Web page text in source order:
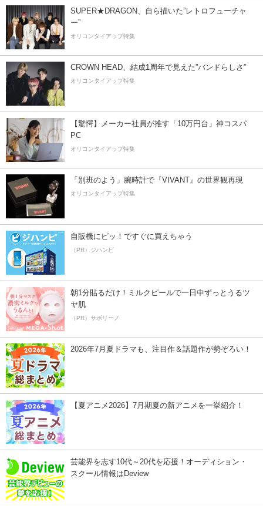
SUPER★DRAGON、自ら描いた”レトロフューチャ
ー”
オリコンタイアップ特集
CROWN HEAD、結成1周年で見えた”バンドらしさ”
オリコンタイアップ特集
【驚愕】メーカー社員が推す「10万円台」神コスパ
PC
オリコンタイアップ特集
「別班のよう」腕時計で『VIVANT』の世界観再現
オリコンタイアップ特集
自販機にピッ！ですぐに買えちゃう
（PR）ジハンピ
朝1分貼るだけ！ミルクピールで一日中ずっとうるツ
ヤ肌
（PR）サボリーノ
2026年7月夏ドラマも、注目作＆話題作が勢ぞろい！
【夏アニメ2026】7月期夏の新アニメを一挙紹介！
芸能界を志す10代～20代を応援！オーディション・
スクール情報はDeview